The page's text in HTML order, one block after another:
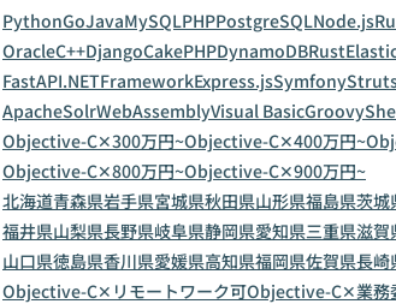
PythonGoJavaMySQLPHPPostgreSQLNode.js
OracleC++DjangoCakePHPDynamoDBRust
FastAPI.NETFrameworkExpress.jsSymfony
ApacheSolrWebAssemblyVisual BasicGroovy
Objective-C✕300万円~Objective-C✕400万円~
Objective-C✕800万円~Objective-C✕900万円~
北海道青森県岩手県宮城県秋田県山形県福島県茨城
福井県山梨県長野県岐阜県静岡県愛知県三重県滋賀
山口県徳島県香川県愛媛県高知県福岡県佐賀県長崎
Objective-C✕リモートワーク可Objective-C✕業務